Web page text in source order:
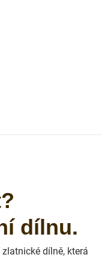
dílnu.
dílně, která